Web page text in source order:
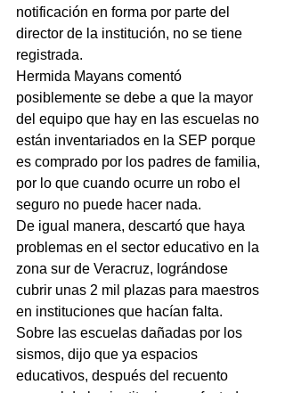
notificación en forma por parte del
director de la institución, no se tiene
registrada.
Hermida Mayans comentó
posiblemente se debe a que la mayor
del equipo que hay en las escuelas no
están inventariados en la SEP porque
es comprado por los padres de familia,
por lo que cuando ocurre un robo el
seguro no puede hacer nada.
De igual manera, descartó que haya
problemas en el sector educativo en la
zona sur de Veracruz, lográndose
cubrir unas 2 mil plazas para maestros
en instituciones que hacían falta.
Sobre las escuelas dañadas por los
sismos, dijo que ya espacios
educativos, después del recuento